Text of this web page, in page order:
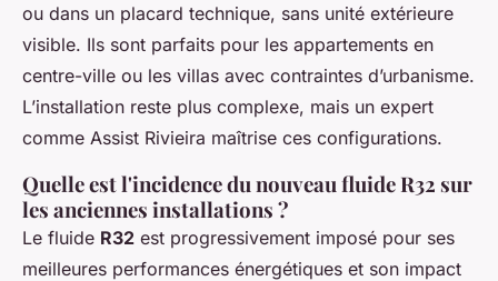
ou dans un placard technique, sans unité extérieure
visible. Ils sont parfaits pour les appartements en
centre-ville ou les villas avec contraintes d’urbanisme.
L’installation reste plus complexe, mais un expert
comme Assist Rivieira maîtrise ces configurations.
Quelle est l'incidence du nouveau fluide R32 sur
les anciennes installations ?
Le fluide R32 est progressivement imposé pour ses
meilleures performances énergétiques et son impact